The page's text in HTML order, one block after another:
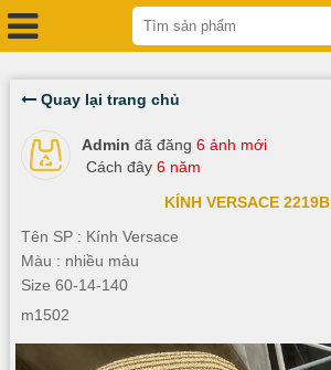
Quay lại trang chủ
Admin đã đăng 6 ảnh mới
Cách đây 6 năm
KÍNH VERSACE 2219B
Tên SP : Kính Versace
Màu : nhiều màu
Size 60-14-140
m1502